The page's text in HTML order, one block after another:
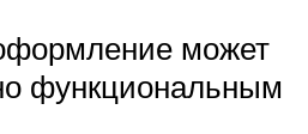
может
функциональным